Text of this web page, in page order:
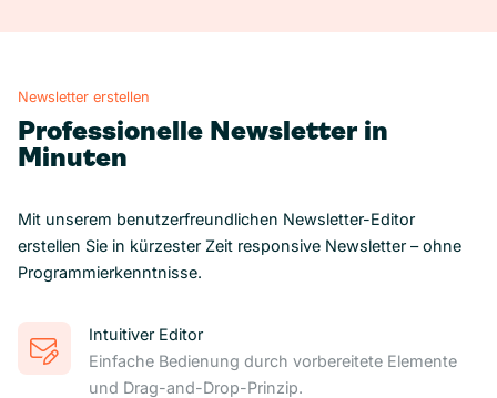
Newsletter erstellen
Professionelle Newsletter in
Minuten
Mit unserem benutzerfreundlichen Newsletter-Editor
erstellen Sie in kürzester Zeit responsive Newsletter – ohne
Programmierkenntnisse.
Intuitiver Editor
Einfache Bedienung durch vorbereitete Elemente
und Drag-and-Drop-Prinzip.